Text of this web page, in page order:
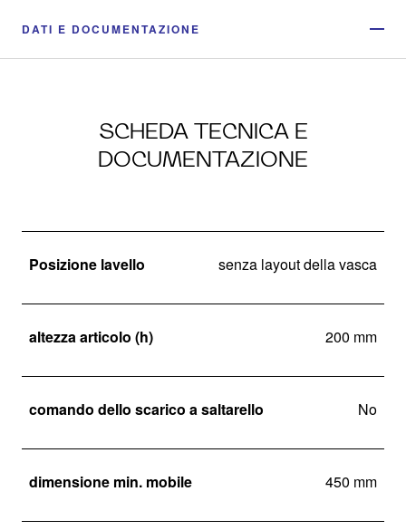
DATI E DOCUMENTAZIONE
SCHEDA TECNICA E
DOCUMENTAZIONE
Posizione lavello senza layout della vasca
altezza articolo (h) 200 mm
comando dello scarico a saltarello No
dimensione min. mobile 450 mm